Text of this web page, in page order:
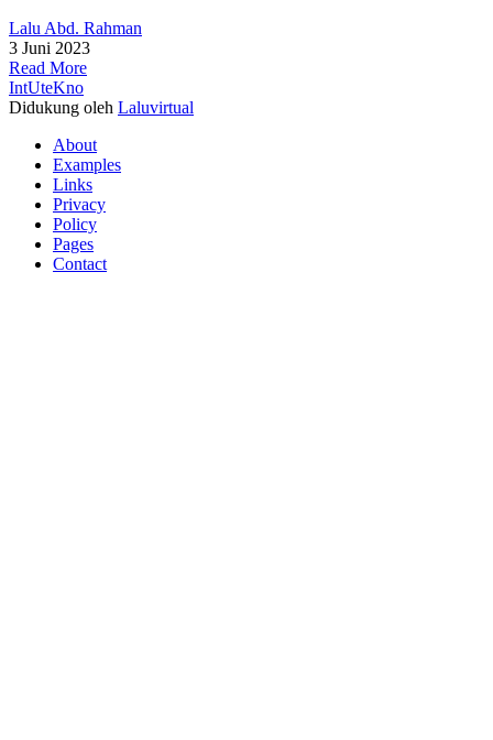
Lalu Abd. Rahman
3 Juni 2023
Read More
IntUteKno
Didukung oleh Laluvirtual
About
Examples
Links
Privacy
Policy
Pages
Contact